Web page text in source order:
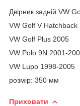
Двірник задній VW
VW Golf V Hatchback
VW Golf Plus 2005
VW Polo 9N 2001-
VW Lupo 1998-2005
розмір: 350 мм
Приховати